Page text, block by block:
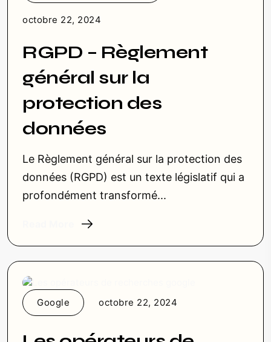
octobre 22, 2024
RGPD – Règlement
général sur la
protection des
données
Le Règlement général sur la protection des
données (RGPD) est un texte législatif qui a
profondément transformé...
Google octobre 22, 2024